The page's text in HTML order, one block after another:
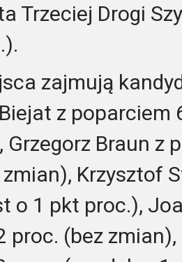
Trzeciej Drogi
zajmują
z poparciem
Grzegorz Braun z
Krzysztof
o 1 pkt proc.),
proc. (bez